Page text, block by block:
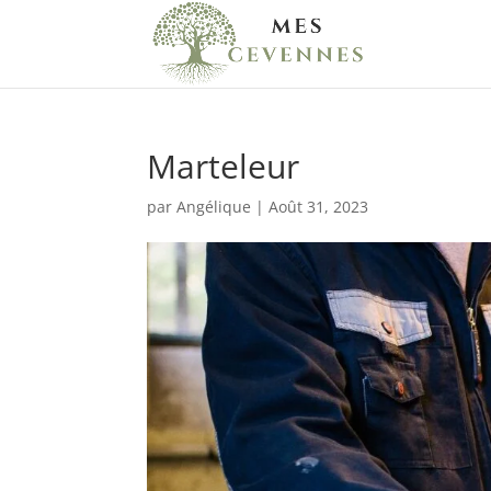
Marteleur
parAngélique |Août 31, 2023